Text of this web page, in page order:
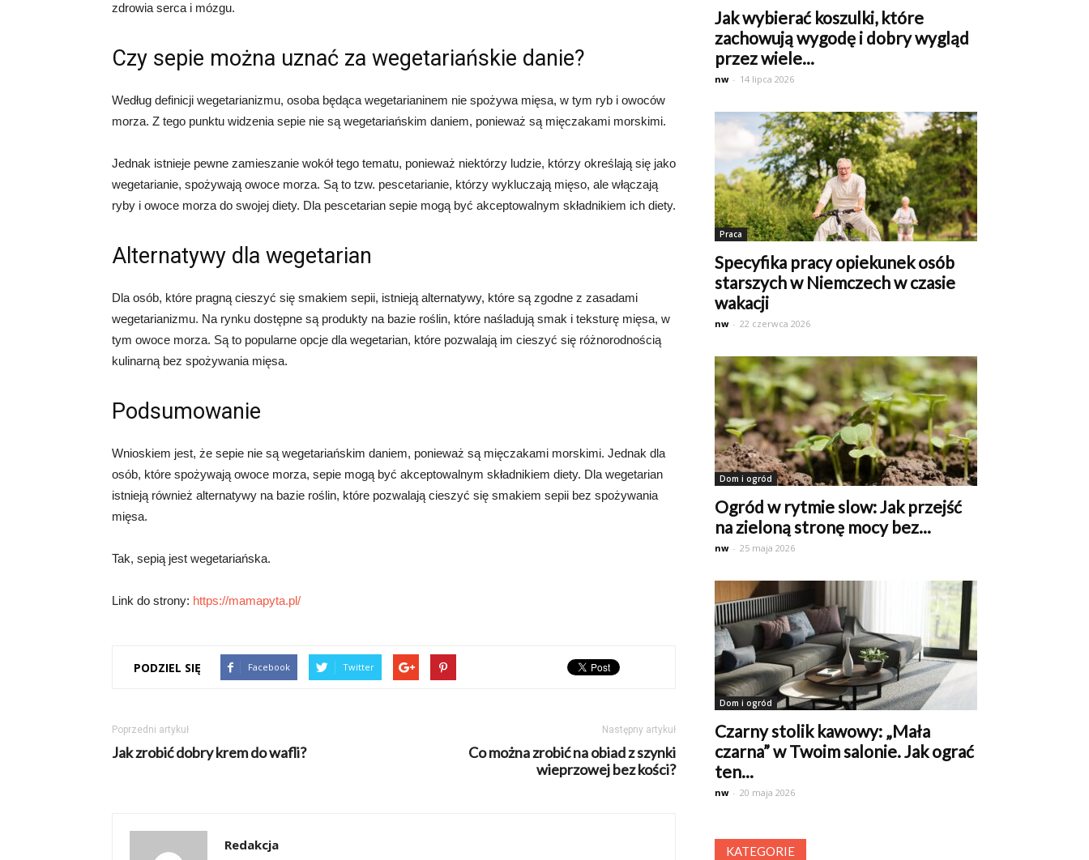
zdrowia serca i mózgu.
Czy sepie można uznać za wegetariańskie danie?
Według definicji wegetarianizmu, osoba będąca wegetarianinem nie spożywa mięsa, w tym ryb i owoców
morza. Z tego punktu widzenia sepie nie są wegetariańskim daniem, ponieważ są mięczakami morskimi.
Jednak istnieje pewne zamieszanie wokół tego tematu, ponieważ niektórzy ludzie, którzy określają się jako
wegetarianie, spożywają owoce morza. Są to tzw. pescetarianie, którzy wykluczają mięso, ale włączają
ryby i owoce morza do swojej diety. Dla pescetarian sepie mogą być akceptowalnym składnikiem ich diety.
Alternatywy dla wegetarian
Dla osób, które pragną cieszyć się smakiem sepii, istnieją alternatywy, które są zgodne z zasadami
wegetarianizmu. Na rynku dostępne są produkty na bazie roślin, które naśladują smak i teksturę mięsa, w
tym owoce morza. Są to popularne opcje dla wegetarian, które pozwalają im cieszyć się różnorodnością
kulinarną bez spożywania mięsa.
Podsumowanie
Wnioskiem jest, że sepie nie są wegetariańskim daniem, ponieważ są mięczakami morskimi. Jednak dla
osób, które spożywają owoce morza, sepie mogą być akceptowalnym składnikiem diety. Dla wegetarian
istnieją również alternatywy na bazie roślin, które pozwalają cieszyć się smakiem sepii bez spożywania
mięsa.
Tak, sepią jest wegetariańska.
Link do strony: https://mamapyta.pl/
PODZIEL SIĘ Facebook Twitter
Poprzedni artykuł
Jak zrobić dobry krem do wafli?
Następny artykuł
Co można zrobić na obiad z szynki
wieprzowej bez kości?
Redakcja
Jak wybierać koszulki, które
zachowują wygodę i dobry wygląd
przez wiele...
nw - 14 lipca 2026
Praca
Specyfika pracy opiekunek osób
starszych w Niemczech w czasie
wakacji
nw - 22 czerwca 2026
Dom i ogród
Ogród w rytmie slow: Jak przejść
na zieloną stronę mocy bez...
nw - 25 maja 2026
Dom i ogród
Czarny stolik kawowy: „Mała
czarna” w Twoim salonie. Jak ograć
ten...
nw - 20 maja 2026
KATEGORIE